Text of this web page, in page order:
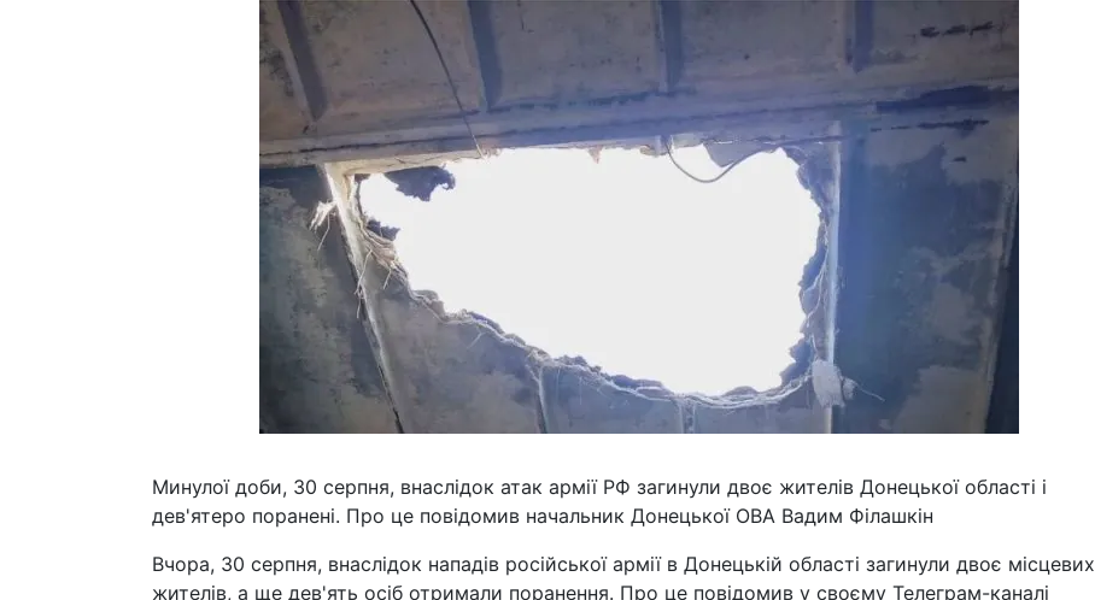
Минулої доби, 30 серпня, внаслідок атак армії РФ загинули двоє жителів Донецької області і
дев'ятеро поранені. Про це повідомив начальник Донецької ОВА Вадим Філашкін
Вчора, 30 серпня, внаслідок нападів російської армії в Донецькій області загинули двоє місцевих
жителів, а ще дев'ять осіб отримали поранення. Про це повідомив у своєму Телеграм-каналі